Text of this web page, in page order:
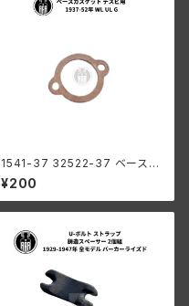
1541-37 32522-37 ベースガ
スケット デスビ用 ハーレーダビ
ッドソン 1937-52年 WL UL G
¥200